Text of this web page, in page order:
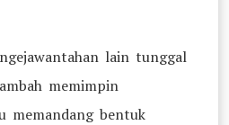
lain tunggal
memimpin
memandang bentuk